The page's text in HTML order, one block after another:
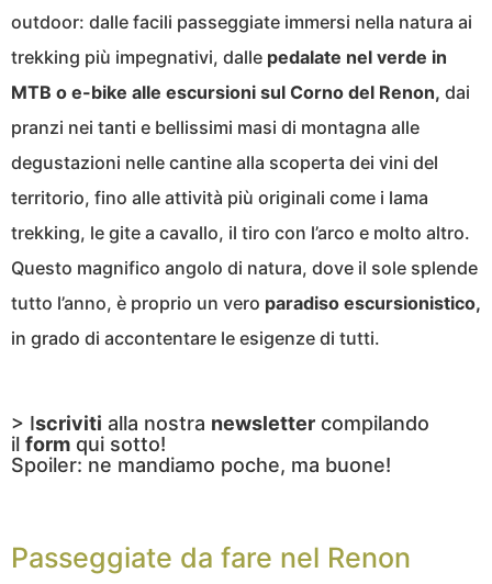
outdoor: dalle facili passeggiate immersi nella natura ai
trekking più impegnativi, dalle pedalate nel verde in
MTB o e-bike alle escursioni sul Corno del Renon, dai
pranzi nei tanti e bellissimi masi di montagna alle
degustazioni nelle cantine alla scoperta dei vini del
territorio, fino alle attività più originali come i lama
trekking, le gite a cavallo, il tiro con l’arco e molto altro.
Questo magnifico angolo di natura, dove il sole splende
tutto l’anno, è proprio un vero paradiso escursionistico,
in grado di accontentare le esigenze di tutti.
> Iscriviti alla nostra newsletter compilando
il form qui sotto!
Spoiler: ne mandiamo poche, ma buone!
Passeggiate da fare nel Renon